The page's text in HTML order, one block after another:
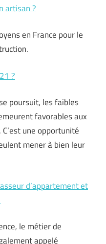
artisan ?
en France pour le
?
poursuit, les faibles
favorables aux
une opportunité
mener à bien leur
d’appartement et
le métier de
appelé